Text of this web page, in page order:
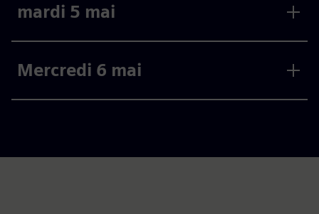
mardi 5 mai
Mercredi 6 mai